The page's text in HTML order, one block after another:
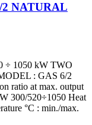
NATURAL
÷ 1050 kW TWO
: GAS 6/2
ratio at max. output
300/520÷1050 Heat
°C : min./max.